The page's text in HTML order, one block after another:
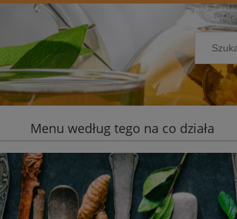
Menu według tego na co działa